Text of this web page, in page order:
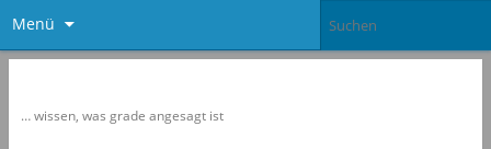
Menü
… wissen, was grade angesagt ist